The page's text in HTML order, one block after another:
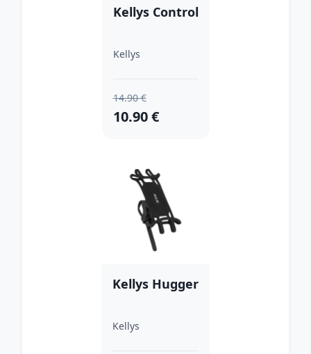
Kellys Control
Kellys
14.90 €
10.90 €
Kellys Hugger
Kellys